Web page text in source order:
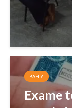
BAHIA
Exame